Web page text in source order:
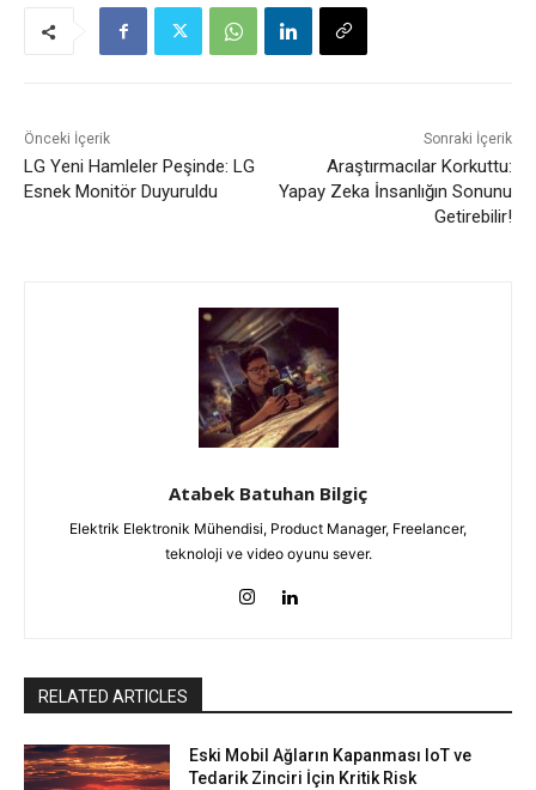
Önceki İçerik
LG Yeni Hamleler Peşinde: LG
Esnek Monitör Duyuruldu
Sonraki İçerik
Araştırmacılar Korkuttu:
Yapay Zeka İnsanlığın Sonunu
Getirebilir!
Atabek Batuhan Bilgiç
Elektrik Elektronik Mühendisi, Product Manager, Freelancer,
teknoloji ve video oyunu sever.
RELATED ARTICLES
Eski Mobil Ağların Kapanması IoT ve
Tedarik Zinciri İçin Kritik Risk